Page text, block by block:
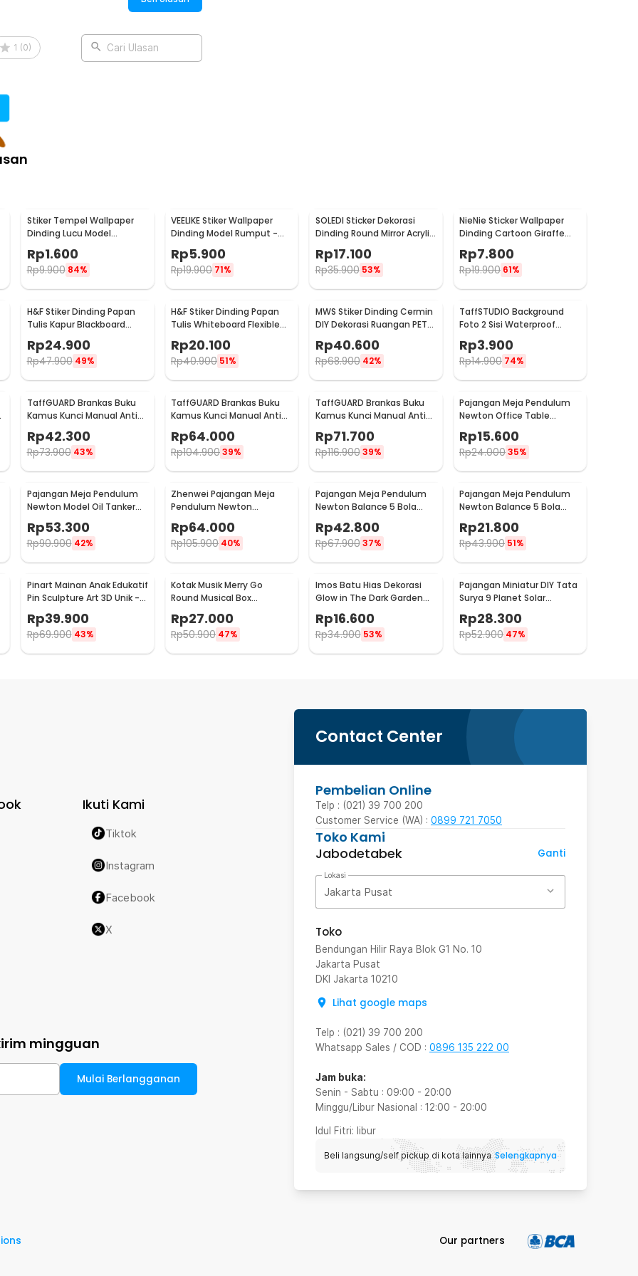
Art Wallpaper - ASH82
1 (0) Cari Ulasan
Stiker Tempel Wallpaper
Dinding Lucu Model
Sleeping Cat
Rp1.600
Rp9.900 84%
VEELIKE Stiker Wallpaper
Dinding Model Rumput -
Rp5.900
Rp19.900 71%
SOLEDI Sticker Dekorasi
Dinding Round Mirror Acrylic
Rp17.100
Rp35.900 53%
NieNie Sticker Wallpaper
Dinding Cartoon Giraffe
Ruler 50x70cm - CZ64
Rp7.800
Rp19.900 61%
H&F Stiker Dinding Papan
Tulis Kapur Blackboard
Rp24.900
Rp47.900 49%
H&F Stiker Dinding Papan
Tulis Whiteboard Flexible
Rp20.100
Rp40.900 51%
MWS Stiker Dinding Cermin
DIY Dekorasi Ruangan PET
Film Reflective 50x200cm -
MW-A1
Rp40.600
Rp68.900 42%
TaffSTUDIO Background
Foto 2 Sisi Waterproof
Paper Backdrop 57x87cm
Polos - C58
Rp3.900
Rp14.900 74%
TaffGUARD Brankas Buku
Kamus Kunci Manual Anti
Maling Hidden Safe Box
Kecil - KB-10L
Rp42.300
Rp73.900 43%
TaffGUARD Brankas Buku
Kamus Kunci Manual Anti
Maling Hidden Safe Box
Sedang - KB-10L
Rp64.000
Rp104.90039%
TaffGUARD Brankas Buku
Kamus Kunci Manual Anti
Besar - KB-10L
Rp71.700
Rp116.900 39%
Pajangan Meja Pendulum
Newton Office Table
Decoration 5 Ball S - H50S
Rp15.600
Rp24.00035%
Pajangan Meja Pendulum
Newton Model Oil Tanker
Perpetual Debate - B101
Rp53.300
Rp90.900 42%
Zhenwei Pajangan Meja
Pendulum Newton
Perpetual Model Ferris
Wheel - ZPW
Rp64.000
Rp105.900 40%
Pajangan Meja Pendulum
Newton Balance 5 Bola
Model Arched M - ZY02
Rp42.800
Rp67.900 37%
Pajangan Meja Pendulum
Newton Balance 5 Bola
Model Arched S - ZY02
Rp21.800
Rp43.900 51%
Pinart Mainan Anak Edukatif
Pin Sculpture Art 3D Unik -
FD-P3
Rp39.900
Rp69.900 43%
Kotak Musik Merry Go
Round Musical Box
Y02
Rp27.000
Rp50.900 47%
Imos Batu Hias Dekorasi
Glow in The Dark Garden
Stone 100 PCS - HC0043
Rp16.600
Rp34.900 53%
Pajangan Miniatur DIY Tata
Surya 9 Planet Solar
System Planetary - 2135
Rp28.300
Rp52.900 47%
Contact Center
Pembelian Online
Telp : (021) 39 700 200
Customer Service (WA) : 0899 721 7050
Toko Kami
Jabodetabek
Ganti
Lokasi
Jakarta Pusat
Toko
Bendungan Hilir Raya Blok G1 No. 10
Jakarta Pusat
DKI Jakarta 10210
Lihat google maps
Telp : (021) 39 700 200
Whatsapp Sales / COD : 0896 135 222 00
Jam buka:
Senin - Sabtu : 09:00 - 20:00
Minggu/Libur Nasional : 12:00 - 20:00
Idul Fitri: libur
Beli langsung/self pickup di kota lainnya Selengkapnya
Ikuti Kami
Tiktok
Instagram
Facebook
X
mingguan
Mulai Berlangganan
Our partners